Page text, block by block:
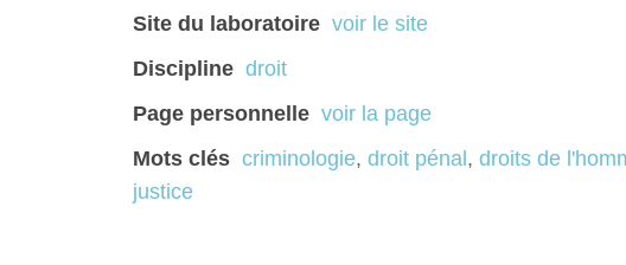
Site du laboratoire voir le site
Discipline droit
Page personnelle voir la page
Mots clés criminologie, droit pénal , droits de
justice